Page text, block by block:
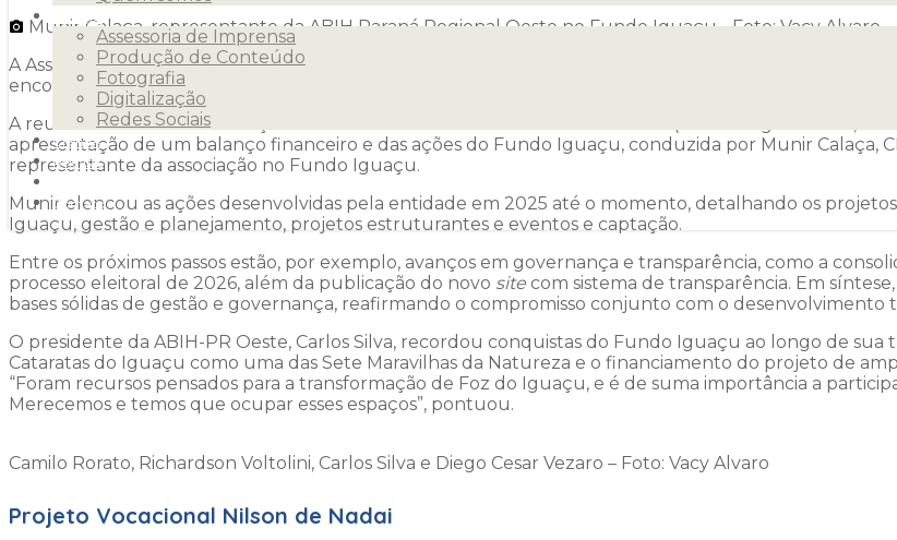
Serviços
Assessoria de Imprensa
Produção de Conteúdo
Fotografia
Digitalização
Redes Sociais
Clientes
Releases
Contato
Munir Calaça, representante da ABIH Paraná Regional Oeste no Fundo Iguaçu - Foto: Vacy Alvaro
A Associação Brasileira da Indústria de Hotéis do Paraná — Regional Oeste (ABIH-PR Oeste)
encontro ocorreu no Eco Cataratas by SJ Hotéis & Resort, cujo anfitrião foi o diretor-financeiro da
A reunião marcou a oficialização de três novos associados da ABIH-PR Oeste (Pietro Angelo Hotel,
apresentação de um balanço financeiro e das ações do Fundo Iguaçu, conduzida por Munir Calaça,
representante da associação no Fundo Iguaçu.
Munir elencou as ações desenvolvidas pela entidade em 2025 até o momento, detalhando os
Iguaçu, gestão e planejamento, projetos estruturantes e eventos e captação.
Entre os próximos passos estão, por exemplo, avanços em governança e transparência, como a
processo eleitoral de 2026, além da publicação do novo site com sistema de transparência. Em
bases sólidas de gestão e governança, reafirmando o compromisso conjunto com o
O presidente da ABIH-PR Oeste, Carlos Silva, recordou conquistas do Fundo Iguaçu ao longo de
Cataratas do Iguaçu como uma das Sete Maravilhas da Natureza e o financiamento do projeto de
“Foram recursos pensados para a transformação de Foz do Iguaçu, e é de suma importância a
Merecemos e temos que ocupar esses espaços”, pontuou.
Camilo Rorato, Richardson Voltolini, Carlos Silva e Diego Cesar Vezaro – Foto: Vacy Alvaro
Projeto Vocacional Nilson de Nadai